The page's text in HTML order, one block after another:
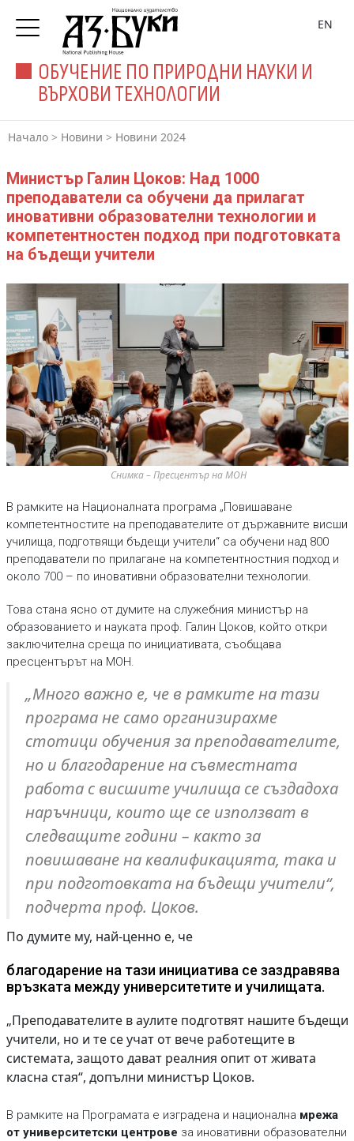
ОБУЧЕНИЕ ПО ПРИРОДНИ НАУКИ И
ВЪРХОВИ ТЕХНОЛОГИИ
EN
Начало > Новини > Новини 2024
Министър Галин Цоков: Над 1000
преподаватели са обучени да прилагат
иновативни образователни технологии и
компетентностен подход при подготовката
на бъдещи учители
Снимка – Пресцентър на МОН
В рамките на Националната програма „Повишаване
компетентностите на преподавателите от държавните висши
училища, подготвящи бъдещи учители“ са обучени над 800
преподаватели по прилагане на компетентностния подход и
около 700 – по иновативни образователни технологии.
Това стана ясно от думите на служебния министър на
образованието и науката проф. Галин Цоков, който откри
заключителна среща по инициативата, съобщава
пресцентърът на МОН.
„Много важно е, че в рамките на тази
програма не само организирахме
стотици обучения за преподавателите,
но и благодарение на съвместната
работа с висшите училища се създадоха
наръчници, които ще се използват в
следващите години – както за
повишаване на квалификацията, така и
при подготовката на бъдещи учители“,
подчерта проф. Цоков.
По думите му, най-ценно е, че
благодарение на тази инициатива се заздравява
връзката между университетите и училищата.
„Преподавателите в аулите подготвят нашите бъдещи
учители, но и те се учат от вече работещите в
системата, защото дават реалния опит от живата
класна стая“, допълни министър Цоков.
В рамките на Програмата е изградена и национална мрежа
от университетски центрове за иновативни образователни